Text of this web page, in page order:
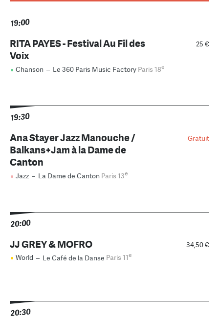
19:00
25 €
RITA PAYES - Festival Au Fil des
Voix
Chanson – Le 360 Paris Music Factory Paris 18e
19:30
Gratuit
Ana Stayer Jazz Manouche /
Balkans+Jam à la Dame de
Canton
Jazz – La Dame de Canton Paris 13e
20:00
34,50 €
JJ GREY & MOFRO
World – Le Café de la Danse Paris 11e
20:30